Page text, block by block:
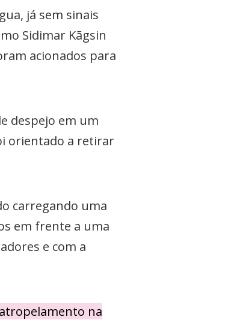
já sem sinais
Sidimar Kãgsin
acionados para
despejo em um
orientado a retirar
carregando uma
em frente a uma
e com a
na